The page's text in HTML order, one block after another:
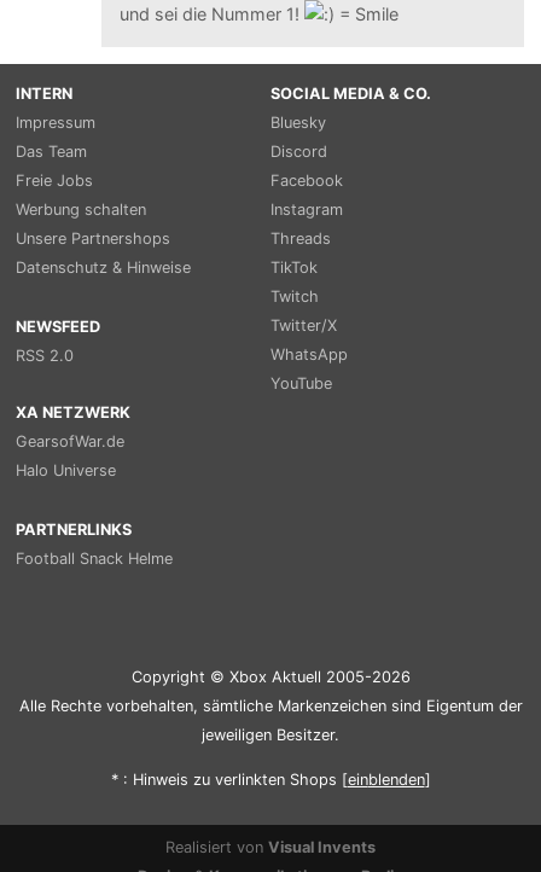
und sei die Nummer 1!
INTERN
Impressum
Das Team
Freie Jobs
Werbung schalten
Unsere Partnershops
Datenschutz & Hinweise
NEWSFEED
RSS 2.0
SOCIAL MEDIA & CO.
Bluesky
Discord
Facebook
Instagram
Threads
TikTok
Twitch
Twitter/X
WhatsApp
YouTube
XA NETZWERK
GearsofWar.de
Halo Universe
PARTNERLINKS
Football Snack Helme
Copyright © Xbox Aktuell 2005-2026
Alle Rechte vorbehalten, sämtliche Markenzeichen sind Eigentum der
jeweiligen Besitzer.
* : Hinweis zu verlinkten Shops [einblenden]
Realisiert von Visual Invents